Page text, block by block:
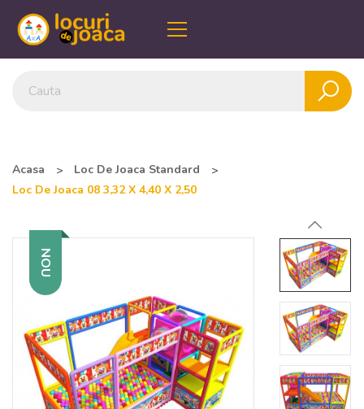
Acasa
Loc De Joaca Standard
Loc De Joaca 08 3,32 X 4,40 X 2,50
NOU